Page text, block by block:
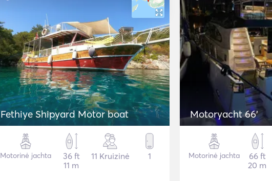
Fethiye Shipyard Motor boat
Motorinė jachta
36 ft
11 m
11 Kruizinė 1
Motoryacht 66'
Motorinė jachta
66 ft
20 m